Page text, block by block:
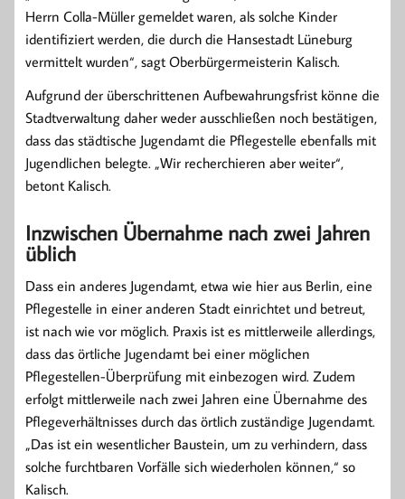
Herrn Colla-Müller gemeldet waren, als solche Kinder
identifiziert werden, die durch die Hansestadt Lüneburg
vermittelt wurden“, sagt Oberbürgermeisterin Kalisch.
Aufgrund der überschrittenen Aufbewahrungsfrist könne die
Stadtverwaltung daher weder ausschließen noch bestätigen,
dass das städtische Jugendamt die Pflegestelle ebenfalls mit
Jugendlichen belegte. „Wir recherchieren aber weiter“,
betont Kalisch.
Inzwischen Übernahme nach zwei Jahren
üblich
Dass ein anderes Jugendamt, etwa wie hier aus Berlin, eine
Pflegestelle in einer anderen Stadt einrichtet und betreut,
ist nach wie vor möglich. Praxis ist es mittlerweile allerdings,
dass das örtliche Jugendamt bei einer möglichen
Pflegestellen-Überprüfung mit einbezogen wird. Zudem
erfolgt mittlerweile nach zwei Jahren eine Übernahme des
Pflegeverhältnisses durch das örtlich zuständige Jugendamt.
„Das ist ein wesentlicher Baustein, um zu verhindern, dass
solche furchtbaren Vorfälle sich wiederholen können,“ so
Kalisch.